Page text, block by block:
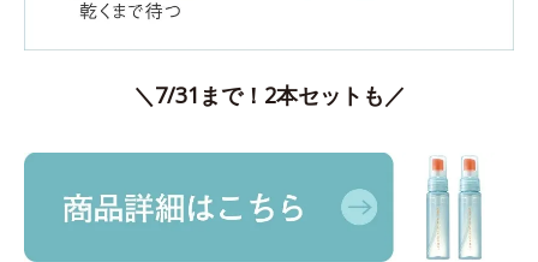
＼7/31まで！2本セットも／